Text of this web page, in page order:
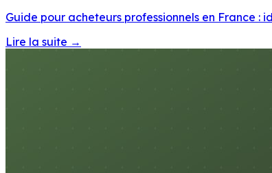
Guide pour acheteurs professionnels en France :
Lire la suite →